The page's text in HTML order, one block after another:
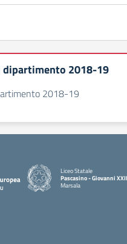
2018-19
2018-19
Liceo Statale
Pascasino - Giovanni
Marsala